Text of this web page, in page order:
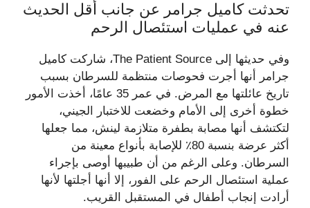
تحدثت كاميل جرامر عن جانب أقل الحديث
عنه في عمليات استئصال الرحم
وفي حديثها إلى The Patient Source، شاركت كاميل
جرامر أنها أجرت فحوصات منتظمة للسرطان بسبب
تاريخ عائلتها مع المرض. في عمر 35 عامًا، أخذت الأمور
خطوة أخرى إلى الأمام وخضعت للاختبار الجيني،
لتكتشف أنها مصابة بطفرة متلازمة لينش، مما جعلها
أكثر عرضة بنسبة 80٪ للإصابة بأنواع معينة من
السرطان. وعلى الرغم من أن طبيبها أوصى بإجراء
عملية استئصال الرحم على الفور، إلا أنها أجلتها لأنها
أرادت إنجاب أطفال في المستقبل القريب.